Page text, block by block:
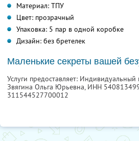
Материал: ТПУ
Цвет: прозрачный
Упаковка: 5 пар в одной коробке
Дизайн: без бретелек
Маленькие секреты вашей
Услуги предоставляет:
Звягина Ольга Юрьевна, ИНН
311544527700012